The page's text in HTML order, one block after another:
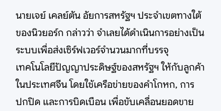
นายเจย์ เคลย์ตัน อัยการสหรัฐฯ ประจำเขตทางใต้
ของนิวยอร์ก กล่าวว่า จำเลยได้ดำเนินการอย่างเป็น
ระบบเพื่อส่งเซิร์ฟเวอร์จำนวนมากที่บรรจุ
เทคโนโลยีปัญญาประดิษฐ์ของสหรัฐฯ ให้กับลูกค้า
ในประเทศจีน โดยใช้เครือข่ายของคำโกหก, การ
ปกปิด และการบิดเบือน เพื่อขับเคลื่อนยอดขาย